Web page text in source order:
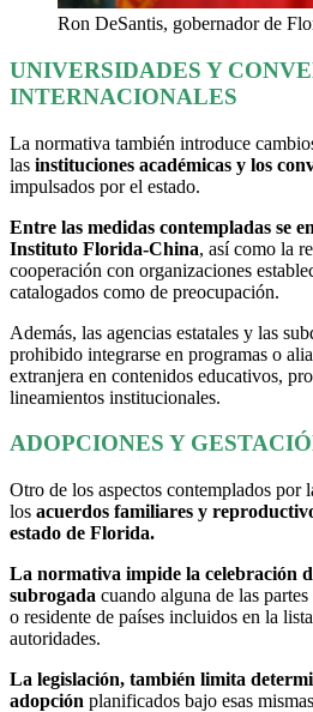
Ron DeSantis, gobernador de
UNIVERSIDADES Y
INTERNACIONALES
La normativa también introduce
las instituciones académicas y los
impulsados por el estado.
Entre las medidas contempladas se
Instituto Florida-China, así como la
cooperación con organizaciones
catalogados como de preocupación.
Además, las agencias estatales y las
prohibido integrarse en programas o
extranjera en contenidos educativos,
lineamientos institucionales.
ADOPCIONES Y
Otro de los aspectos contemplados
los acuerdos familiares y
estado de Florida.
La normativa impide la celebración
subrogada cuando alguna de las
o residente de países incluidos en la
autoridades.
La legislación, también limita
adopción planificados bajo esas